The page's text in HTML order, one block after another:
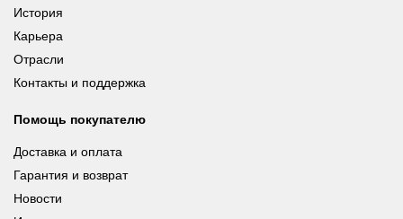
История
Карьера
Отрасли
Контакты и поддержка
Помощь покупателю
Доставка и оплата
Гарантия и возврат
Новости